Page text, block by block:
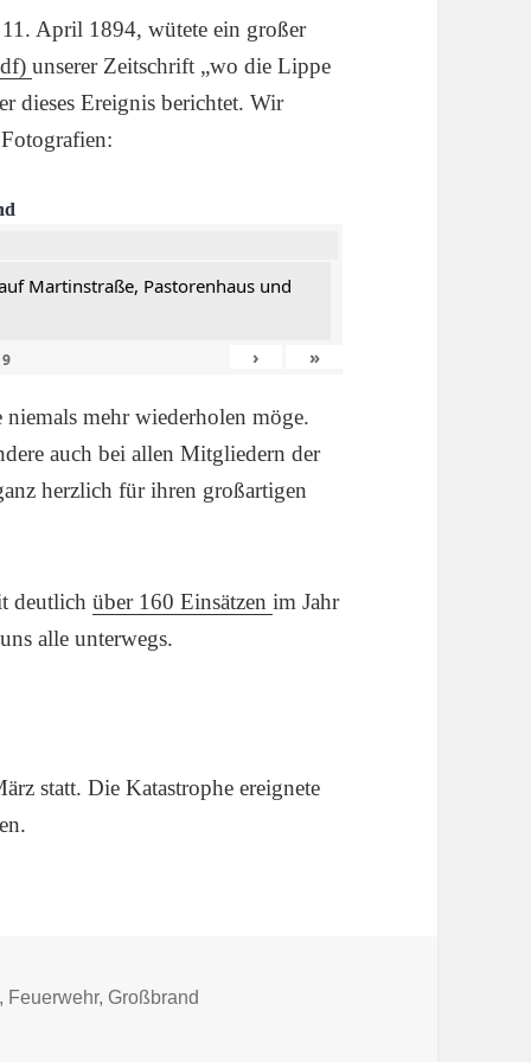
April 1894, wütete ein großer
unserer Zeitschrift „wo die Lippe
dieses Ereignis berichtet. Wir
Martinstraße, Pastorenhaus und
9 › »
mehr wiederholen möge.
auch bei allen Mitgliedern der
herzlich für ihren großartigen
deutlichüber 160 Einsätzenim Jahr
alle unterwegs.
statt. Die Katastrophe ereignete
, Feuerwehr, Großbrand